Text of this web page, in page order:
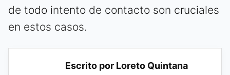
de todo intento de contacto son cruciales
en estos casos.
Escrito por Loreto Quintana